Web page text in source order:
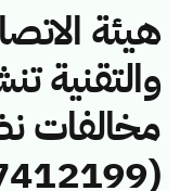
هيئة
والتقنية
مخالفات